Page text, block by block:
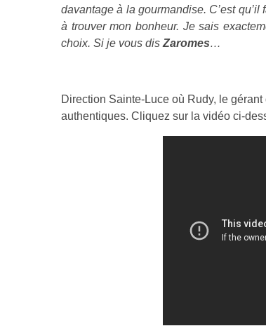
davantage à la gourmandise. C’est
à trouver mon bonheur. Je sais
choix. Si je vous dis Zaromes…
Direction Sainte-Luce où Rudy, le
authentiques. Cliquez sur la vidéo ci-